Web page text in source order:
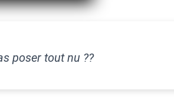
poser tout nu ??